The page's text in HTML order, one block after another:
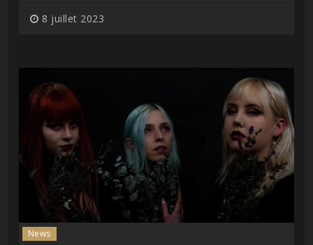
8 juillet 2023
News